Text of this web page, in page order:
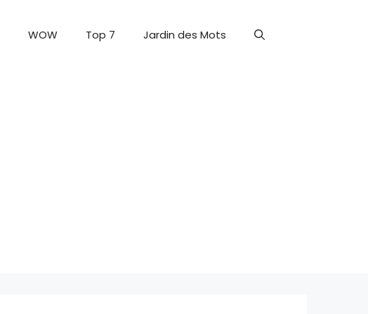
WOW Top 7 Jardin des Mots